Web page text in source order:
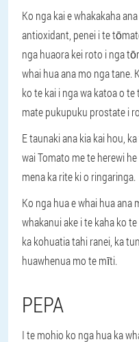
Ko nga kai e whakakaha
antioxidant, penei i te
nga huaora kei roto i nga
whai hua ana mo nga tane.
ko te kai i nga wa katoa o
mate pukupuku prostate i
E taunaki ana kia kai hou,
wai Tomato me te herewi
mena ka rite ki o ringaringa.
Ko nga hua e whai hua ana
whakanui ake i te kaha ko
ka kohuatia tahi ranei, ka
huawhenua mo te mīti.
PEPA
I te mohio ko nga hua ka